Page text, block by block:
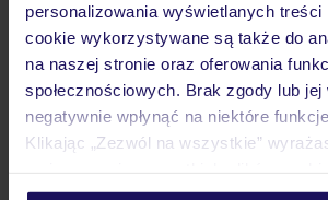
personalizowania wyświetlanych treści
cookie wykorzystywane są także do
na naszej stronie oraz oferowania
społecznościowych. Brak zgody lub
negatywnie wpłynąć na niektóre
Klikając „Zezwól na wszystkie”
personalizować swój wybór wchodząc
Pokoje
Wyżywienie